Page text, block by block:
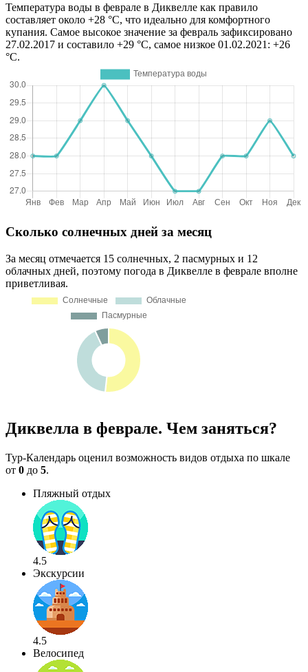
Температура воды в феврале в Диквелле как правило
составляет около +28 °C, что идеально для комфортного
купания. Самое высокое значение за февраль зафиксировано
27.02.2017 и составило +29 °C, самое низкое 01.02.2021: +26
°C.
Сколько солнечных дней за месяц
За месяц отмечается 15 солнечных, 2 пасмурных и 12
облачных дней, поэтому погода в Диквелле в феврале вполне
приветливая.
Диквелла в феврале. Чем заняться?
Тур-Календарь оценил возможность видов отдыха по шкале
от 0 до 5.
Пляжный отдых
4.5
Экскурсии
4.5
Велосипед